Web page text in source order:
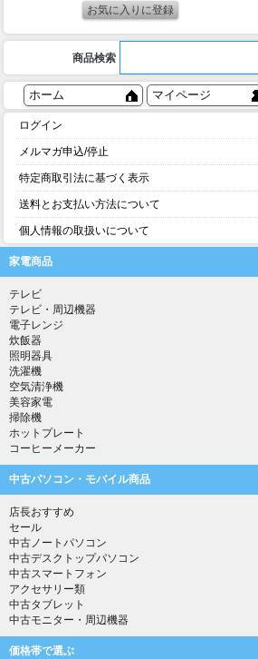
商品検索
ホーム マイページ
ログイン
メルマガ申込/停止
特定商取引法に基づく表示
送料とお支払い方法について
個人情報の取扱いについて
家電商品
テレビ
テレビ・周辺機器
電子レンジ
炊飯器
照明器具
洗濯機
空気清浄機
美容家電
掃除機
ホットプレート
コーヒーメーカー
中古パソコン・モバイル商品
店長おすすめ
セール
中古ノートパソコン
中古デスクトップパソコン
中古スマートフォン
アクセサリー類
中古タブレット
中古モニター・周辺機器
価格帯で選ぶ